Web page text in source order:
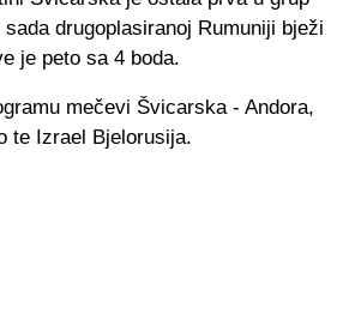
drugoplasiranoj Rumuniji bježi
je peto sa 4 boda.
mečevi Švicarska - Andora,
te Izrael Bjelorusija.